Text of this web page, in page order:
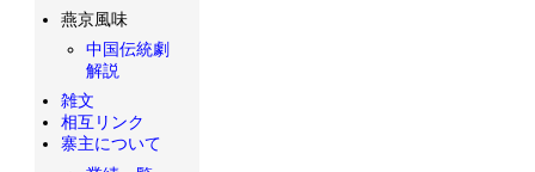
燕京風味
中国伝統劇
解説
雑文
相互リンク
寨主について